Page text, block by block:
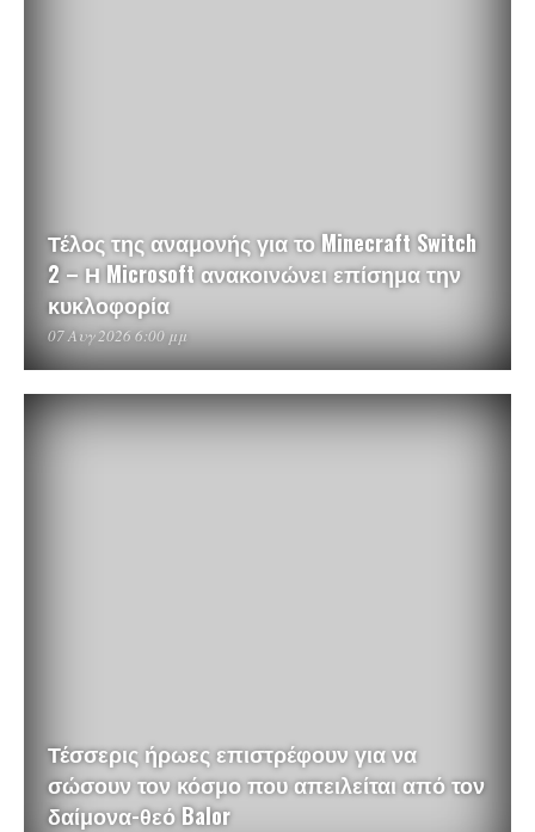
Τέλος της αναμονής για το Minecraft Switch
2 – Η Microsoft ανακοινώνει επίσημα την
κυκλοφορία
07 Αυγ 2026 6:00 μμ
Τέσσερις ήρωες επιστρέφουν για να
σώσουν τον κόσμο που απειλείται από τον
δαίμονα-θεό Balor